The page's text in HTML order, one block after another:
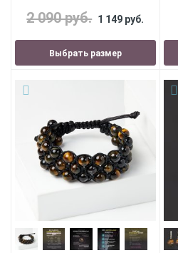
2 090 руб. 1 149 руб.
Выбрать размер